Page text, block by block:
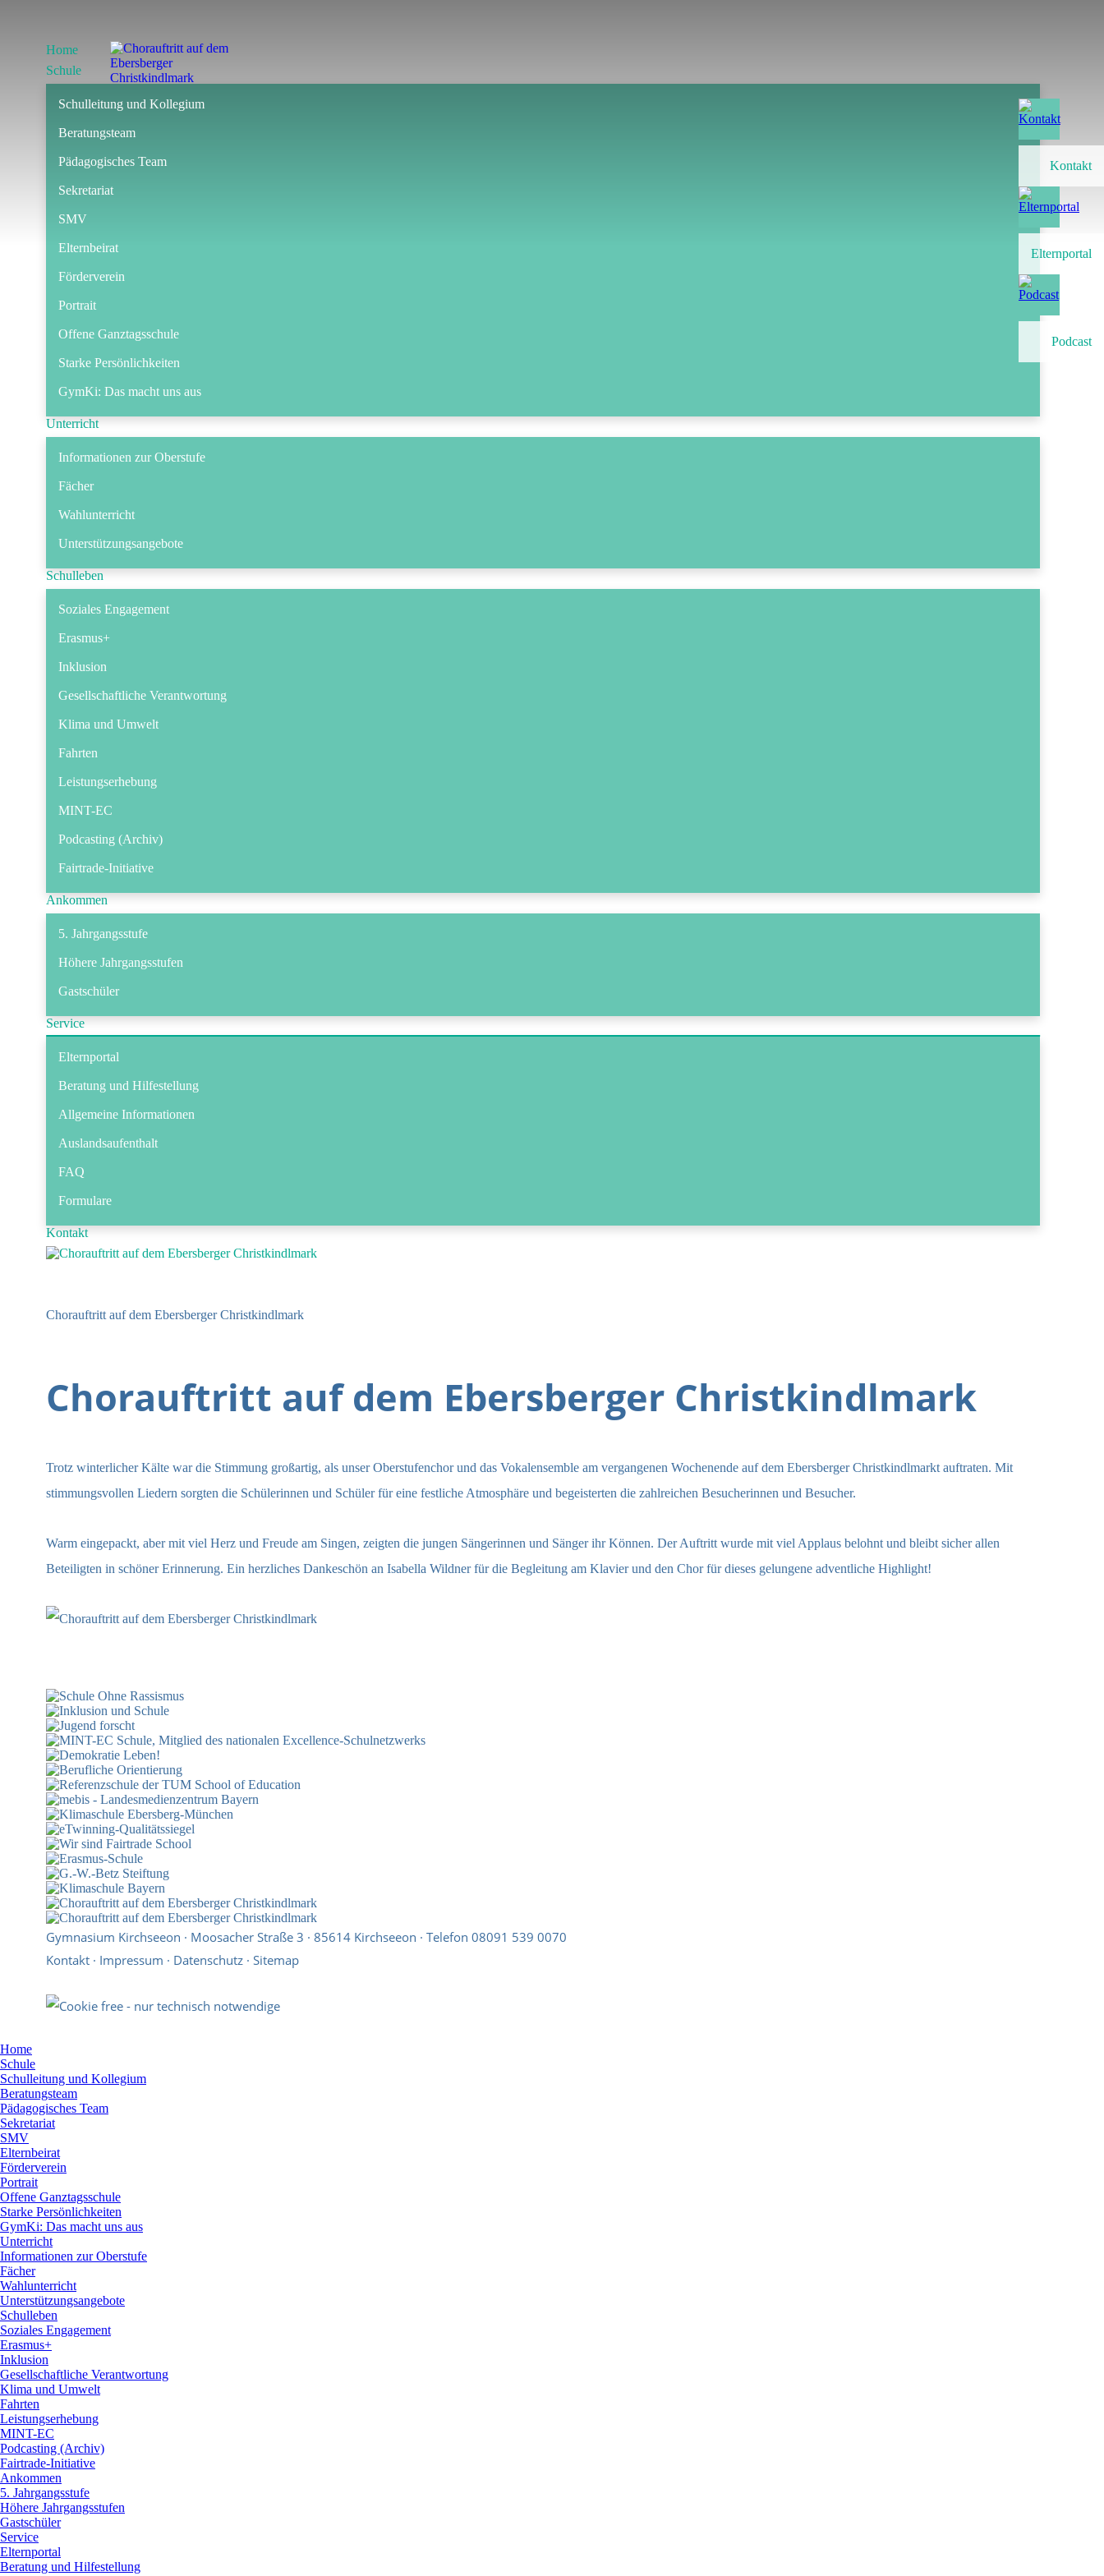
Home
Schule
Schulleitung und Kollegium
Beratungsteam
Pädagogisches Team
Sekretariat
SMV
Elternbeirat
Förderverein
Portrait
Offene Ganztagsschule
Starke Persönlichkeiten
GymKi: Das macht uns aus
Unterricht
Informationen zur Oberstufe
Fächer
Wahlunterricht
Unterstützungsangebote
Schulleben
Soziales Engagement
Erasmus+
Inklusion
Gesellschaftliche Verantwortung
Klima und Umwelt
Fahrten
Leistungserhebung
MINT-EC
Podcasting (Archiv)
Fairtrade-Initiative
Ankommen
5. Jahrgangsstufe
Höhere Jahrgangsstufen
Gastschüler
Service
Elternportal
Beratung und Hilfestellung
Allgemeine Informationen
Auslandsaufenthalt
FAQ
Formulare
Kontakt
Chorauftritt auf dem Ebersberger Christkindlmark
Chorauftritt auf dem Ebersberger Christkindlmark
Trotz winterlicher Kälte war die Stimmung großartig, als unser Oberstufenchor und das Vokalensemble am vergangenen Wochenende auf dem Ebersberger Christkindlmarkt auftraten. Mit
stimmungsvollen Liedern sorgten die Schülerinnen und Schüler für eine festliche Atmosphäre und begeisterten die zahlreichen Besucherinnen und Besucher.
Warm eingepackt, aber mit viel Herz und Freude am Singen, zeigten die jungen Sängerinnen und Sänger ihr Können. Der Auftritt wurde mit viel Applaus belohnt und bleibt sicher allen
Beteiligten in schöner Erinnerung. Ein herzliches Dankeschön an Isabella Wildner für die Begleitung am Klavier und den Chor für dieses gelungene adventliche Highlight!
Gymnasium Kirchseeon · Moosacher Straße 3 · 85614 Kirchseeon · Telefon 08091 539 0070
Kontakt · Impressum · Datenschutz ·Sitemap
Kontakt
Elternportal
Podcast
Home
Schule
Schulleitung und Kollegium
Beratungsteam
Pädagogisches Team
Sekretariat
SMV
Elternbeirat
Förderverein
Portrait
Offene Ganztagsschule
Starke Persönlichkeiten
GymKi: Das macht uns aus
Unterricht
Informationen zur Oberstufe
Fächer
Wahlunterricht
Unterstützungsangebote
Schulleben
Soziales Engagement
Erasmus+
Inklusion
Gesellschaftliche Verantwortung
Klima und Umwelt
Fahrten
Leistungserhebung
MINT-EC
Podcasting (Archiv)
Fairtrade-Initiative
Ankommen
5. Jahrgangsstufe
Höhere Jahrgangsstufen
Gastschüler
Service
Elternportal
Beratung und Hilfestellung